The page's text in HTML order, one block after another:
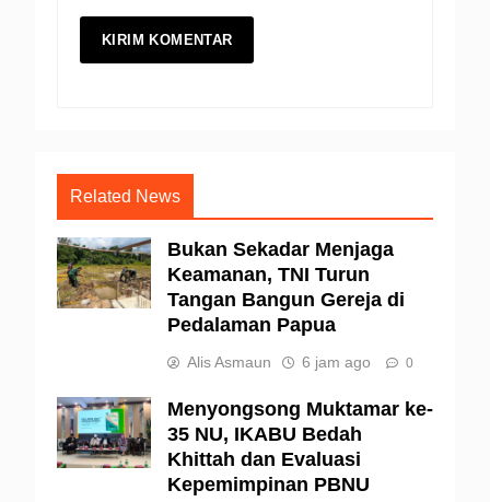
Related News
Bukan Sekadar Menjaga
Keamanan, TNI Turun
Tangan Bangun Gereja di
Pedalaman Papua
Alis Asmaun 6 jam ago 0
Menyongsong Muktamar ke-
35 NU, IKABU Bedah
Khittah dan Evaluasi
Kepemimpinan PBNU